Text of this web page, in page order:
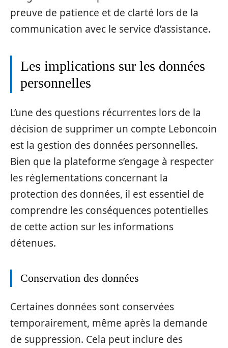
preuve de patience et de clarté lors de la
communication avec le service d’assistance.
Les implications sur les données
personnelles
L’une des questions récurrentes lors de la
décision de supprimer un compte Leboncoin
est la gestion des données personnelles.
Bien que la plateforme s’engage à respecter
les réglementations concernant la
protection des données, il est essentiel de
comprendre les conséquences potentielles
de cette action sur les informations
détenues.
Conservation des données
Certaines données sont conservées
temporairement, même après la demande
de suppression. Cela peut inclure des